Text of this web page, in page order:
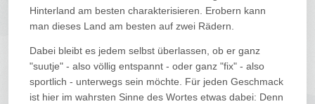
Hinterland am besten charakterisieren. Erobern kann
man dieses Land am besten auf zwei Rädern.
Dabei bleibt es jedem selbst überlassen, ob er ganz
"suutje" - also völlig entspannt - oder ganz "fix" - also
sportlich - unterwegs sein möchte. Für jeden Geschmack
ist hier im wahrsten Sinne des Wortes etwas dabei: Denn